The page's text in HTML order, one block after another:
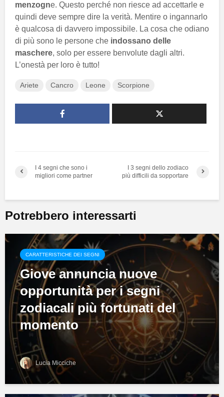
menzogne. Questo perché non riesce ad accettarle e
quindi deve sempre dire la verità. Mentire o ingannarlo
è qualcosa di davvero impossibile. La cosa che odiano
di più sono le persone che indossano delle
maschere, solo per essere benvolute dagli altri.
L’onestà per loro è tutto!
Ariete Cancro Leone Scorpione
I 4 segni che sono i
migliori come partner
I 3 segni dello zodiaco
più difficili da sopportare
Potrebbero interessarti
CARATTERISTICHE DEI SEGNI
Giove annuncia nuove
opportunità per i segni
zodiacali più fortunati del
momento
Lucia Micciche